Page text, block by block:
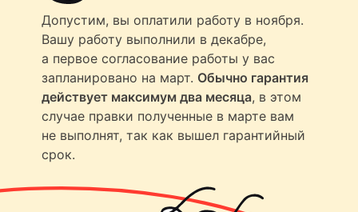
Допустим, вы оплатили работу в ноября.
Вашу работу выполнили в декабре,
а первое согласование работы у вас
запланировано на март. Обычно гарантия
действует максимум два месяца, в этом
случае правки полученные в марте вам
не выполнят, так как вышел гарантийный
срок.